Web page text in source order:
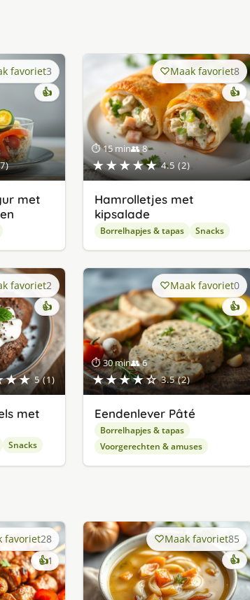
favoriet3
👍
met
⏱ 15 min👥 8
★★★★★ 4.5 (2)
Maak favoriet8
👍
Hamrolletjes met
kipsalade
Borrelhapjes & tapas Snacks
5 (1)
favoriet2
👍
met
Snacks
⏱ 30 min👥 6
★★★★☆ 3.5 (2)
Maak favoriet0
👍
Eendenlever Pâté
Borrelhapjes & tapas
Voorgerechten & amuses
favoriet28
👍1 keer
lekker
gevonden
Maak favoriet85
👍